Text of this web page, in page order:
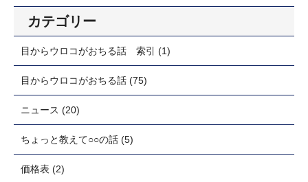
カテゴリー
目からウロコがおちる話 索引 (1)
目からウロコがおちる話 (75)
ニュース (20)
ちょっと教えて○○の話 (5)
価格表 (2)